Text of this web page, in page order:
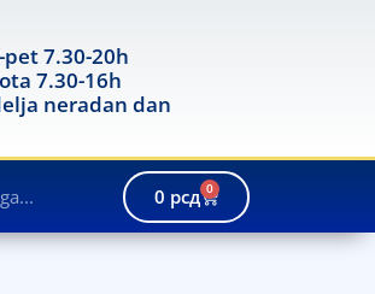
pet 7.30-20h
7.30-16h
neradan dan
0 рсд 0